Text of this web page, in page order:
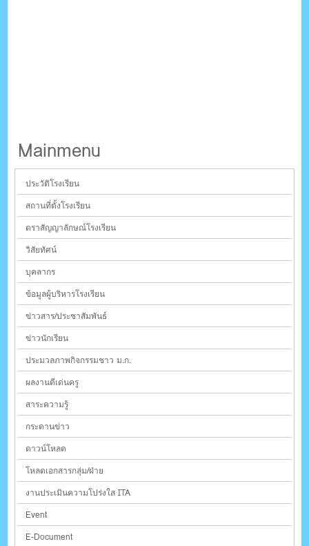
Mainmenu
ประวัติโรงเรียน
สถานที่ตั้งโรงเรียน
ตราสัญญาลักษณ์โรงเรียน
วิสัยทัศน์
บุคลากร
ข้อมูลผู้บริหารโรงเรียน
ข่าวสาร/ประชาสัมพันธ์
ข่าวนักเรียน
ประมวลภาพกิจกรรมชาว ม.ก.
ผลงานดีเด่นครู
สาระความรู้
กระดานข่าว
ดาวน์โหลด
โหลดเอกสารกลุ่ม/ฝ่าย
งานประเมินความโปร่งใส ITA
Event
E-Document